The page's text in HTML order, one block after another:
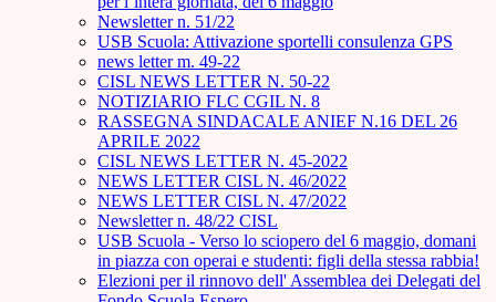
Newsletter n. 51/22
USB Scuola: Attivazione sportelli consulenza GPS
news letter m. 49-22
CISL NEWS LETTER N. 50-22
NOTIZIARIO FLC CGIL N. 8
RASSEGNA SINDACALE ANIEF N.16 DEL 26
APRILE 2022
CISL NEWS LETTER N. 45-2022
NEWS LETTER CISL N. 46/2022
NEWS LETTER CISL N. 47/2022
Newsletter n. 48/22 CISL
USB Scuola - Verso lo sciopero del 6 maggio, domani
in piazza con operai e studenti: figli della stessa rabbia!
Elezioni per il rinnovo dell' Assemblea dei Delegati del